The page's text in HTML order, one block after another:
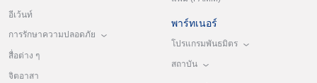
อีเว้นท์
การรักษาความปลอดภัย
สื่อต่าง ๆ
จิตอาสา
พาร์ทเนอร์
โปรแกรมพันธมิตร
สถาบัน